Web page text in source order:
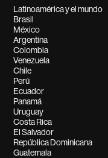
Latinoamérica y el mundo
Brasil
México
Argentina
Colombia
Venezuela
Chile
Perú
Ecuador
Panamá
Uruguay
Costa Rica
El Salvador
República Dominicana
Guatemala